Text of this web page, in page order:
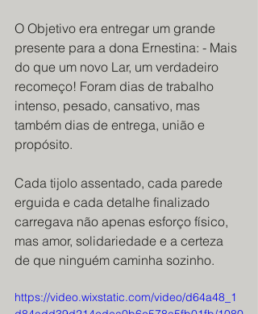
O Objetivo era entregar um grande
presente para a dona Ernestina: - Mais
do que um novo Lar, um verdadeiro
recomeço! Foram dias de trabalho
intenso, pesado, cansativo, mas
também dias de entrega, união e
propósito.
Cada tijolo assentado, cada parede
erguida e cada detalhe finalizado
carregava não apenas esforço físico,
mas amor, solidariedade e a certeza
de que ninguém caminha sozinho.
https://video.wixstatic.com/video/d64a48_1